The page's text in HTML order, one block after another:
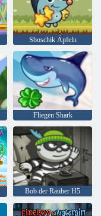
Sboschik Äpfeln
Fliegen Shark
Bob der Räuber H5